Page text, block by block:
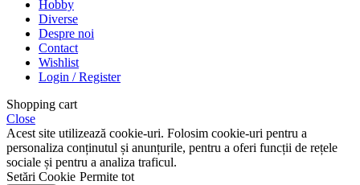
Hobby
Diverse
Despre noi
Contact
Wishlist
Login / Register
Shopping cart
Close
Acest site utilizează cookie-uri. Folosim cookie-uri pentru a
personaliza conținutul și anunțurile, pentru a oferi funcții de rețele
sociale și pentru a analiza traficul.
Setări Cookie Permite tot